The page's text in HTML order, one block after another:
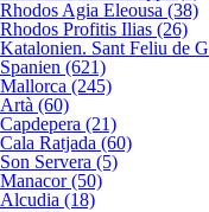
Rhodos Agia Eleousa (38)
Rhodos Profitis Ilias (26)
Katalonien. Sant Feliu de
Spanien (621)
Mallorca (245)
Artà (60)
Capdepera (21)
Cala Ratjada (60)
Son Servera (5)
Manacor (50)
Alcudia (18)